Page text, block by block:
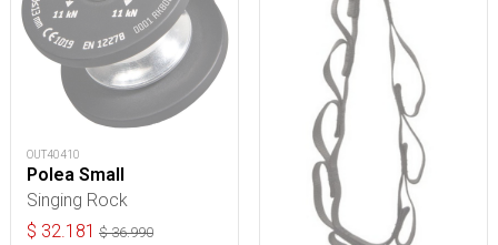
OUT40410
Polea Small
Singing Rock
$ 32.181 $36.990